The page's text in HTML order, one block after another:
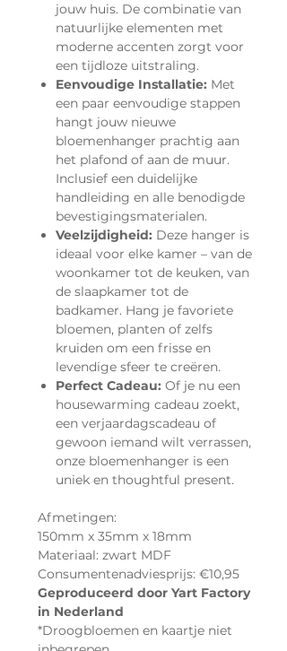
jouw huis. De combinatie van
natuurlijke elementen met
moderne accenten zorgt voor
een tijdloze uitstraling.
Eenvoudige Installatie: Met
een paar eenvoudige stappen
hangt jouw nieuwe
bloemenhanger prachtig aan
het plafond of aan de muur.
Inclusief een duidelijke
handleiding en alle benodigde
bevestigingsmaterialen.
Veelzijdigheid: Deze hanger is
ideaal voor elke kamer – van de
woonkamer tot de keuken, van
de slaapkamer tot de
badkamer. Hang je favoriete
bloemen, planten of zelfs
kruiden om een frisse en
levendige sfeer te creëren.
Perfect Cadeau: Of je nu een
housewarming cadeau zoekt,
een verjaardagscadeau of
gewoon iemand wilt verrassen,
onze bloemenhanger is een
uniek en thoughtful present.
Afmetingen:
150mm x 35mm x 18mm
Materiaal: zwart MDF
Consumentenadviesprijs: €10,95
Geproduceerd door Yart Factory
in Nederland
*Droogbloemen en kaartje niet